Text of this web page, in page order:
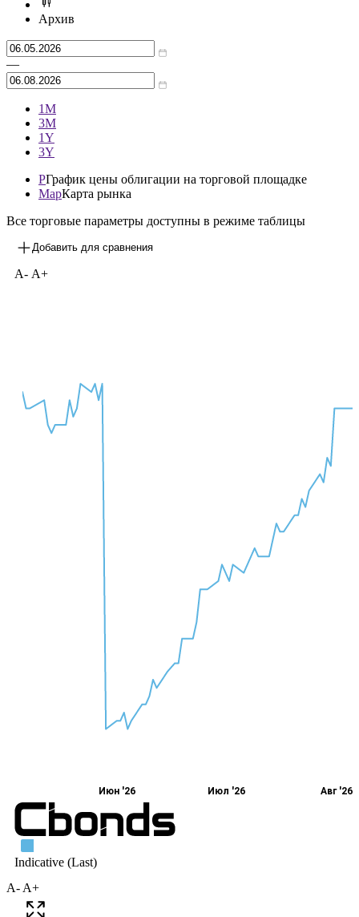
Архив
—
1М
3М
1Y
3Y
PГрафик цены облигации на торговой площадке
MapКарта рынка
Все торговые параметры доступны в режиме таблицы
Добавить для сравнения
A- A+